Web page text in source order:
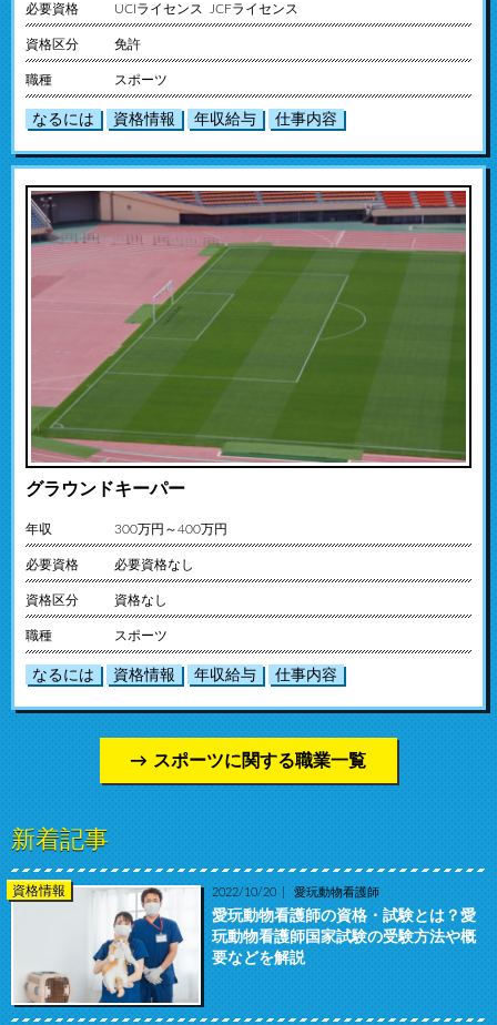
必要資格 UCIライセンス JCFライセンス
資格区分 免許
職種 スポーツ
なるには 資格情報 年収給与 仕事内容
グラウンドキーパー
年収 300万円～400万円
必要資格 必要資格なし
資格区分 資格なし
職種 スポーツ
なるには 資格情報 年収給与 仕事内容
スポーツに関する職業一覧
新着記事
資格情報 2022/10/20 愛玩動物看護師
愛玩動物看護師の資格・試験とは？愛
玩動物看護師国家試験の受験方法や概
要などを解説